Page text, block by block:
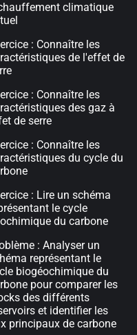
climatique
: Connaître les
de l'effet de
: Connaître les
des gaz à
de serre
: Connaître les
du cycle du
: Lire un schéma
le cycle
du carbone
: Analyser un
représentant le
biogéochimique du
pour comparer les
des différents
et identifier les
principaux de carbone